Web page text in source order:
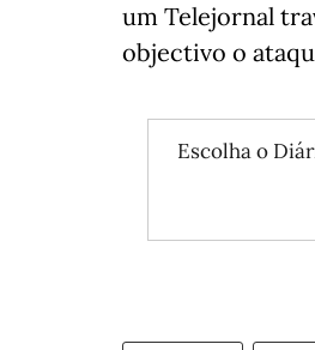
um Telejornal
objectivo o
Escolha o